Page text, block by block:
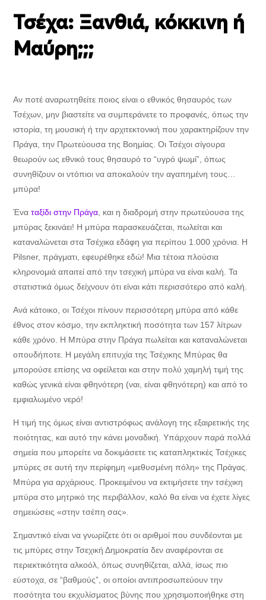
Τσέχα: Ξανθιά, κόκκινη ή
Μαύρη;;;
Αν ποτέ αναρωτηθείτε ποιος είναι ο εθνικός θησαυρός των
Τσέχων, μην βιαστείτε να συμπεράνετε το προφανές, όπως την
ιστορία, τη μουσική ή την αρχιτεκτονική που χαρακτηρίζουν την
Πράγα, την Πρωτεύουσα της Βοημίας. Οι Τσέχοι σίγουρα
θεωρούν ως εθνικό τους θησαυρό το “υγρό ψωμί”, όπως
συνηθίζουν οι ντόπιοι να αποκαλούν την αγαπημένη τους…
μπύρα!
Έναταξίδι στην Πράγα , και η διαδρομή στην πρωτεύουσα της
μπύρας ξεκινάει! Η μπύρα παρασκευάζεται, πωλείται και
καταναλώνεται στα Τσέχικα εδάφη για περίπου 1.000 χρόνια. Η
Pilsner, πράγματι, εφευρέθηκε εδώ! Μια τέτοια πλούσια
κληρονομιά απαιτεί από την τσεχική μπύρα να είναι καλή. Τα
στατιστικά όμως δείχνουν ότι είναι κάτι περισσότερο από καλή.
Ανά κάτοικο, οι Τσέχοι πίνουν περισσότερη μπύρα από κάθε
έθνος στον κόσμο, την εκπληκτική ποσότητα των 157 λίτρων
κάθε χρόνο. Η Μπύρα στην Πράγα πωλείται και καταναλώνεται
οπουδήποτε. Η μεγάλη επιτυχία της Τσέχικης Μπύρας θα
μπορούσε επίσης να οφείλεται και στην πολύ χαμηλή τιμή της
καθώς γενικά είναι φθηνότερη (ναι, είναι φθηνότερη) και από το
εμφιαλωμένο νερό!
Η τιμή της όμως είναι αντιστρόφως ανάλογη της εξαιρετικής της
ποιότητας, και αυτό την κάνει μοναδική. Υπάρχουν παρά πολλά
σημεία που μπορείτε να δοκιμάσετε τις καταπληκτικές Τσέχικες
μπύρες σε αυτή την περίφημη «μεθυσμένη πόλη» της Πράγας.
Μπύρα για αρχάριους. Προκειμένου να εκτιμήσετε την τσέχικη
μπύρα στο μητρικό της περιβάλλον, καλό θα είναι να έχετε λίγες
σημειώσεις «στην τσέπη σας».
Σημαντικό είναι να γνωρίζετε ότι οι αριθμοί που συνδέονται με
τις μπύρες στην Τσεχική Δημοκρατία δεν αναφέρονται σε
περιεκτικότητα αλκοόλ, όπως συνηθίζεται, αλλά, ίσως πιο
εύστοχα, σε “βαθμούς”, οι οποίοι αντιπροσωπεύουν την
ποσότητα του εκχυλίσματος βύνης που χρησιμοποιήθηκε στη